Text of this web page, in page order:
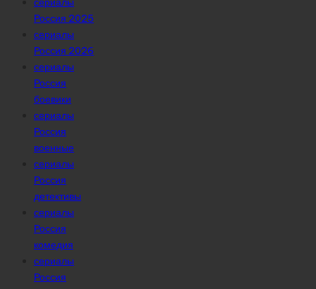
Россия 2025
сериалы
Россия 2026
сериалы
Россия
боевики
сериалы
Россия
военные
сериалы
Россия
детективы
сериалы
Россия
комедия
сериалы
Россия